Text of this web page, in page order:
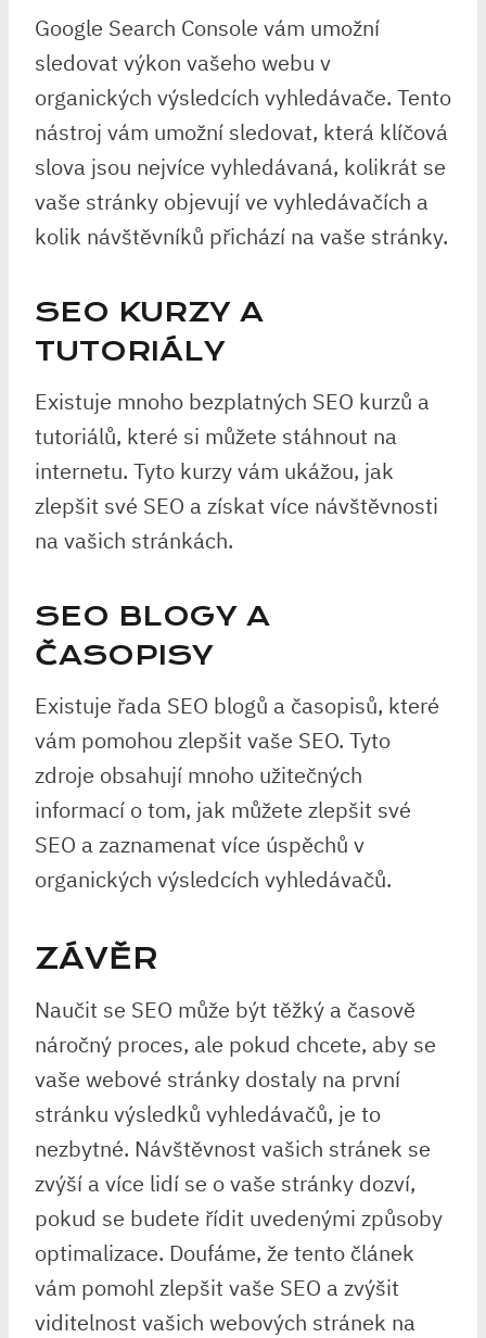
Google Search Console vám umožní
sledovat výkon vašeho webu v
organických výsledcích vyhledávače. Tento
nástroj vám umožní sledovat, která klíčová
slova jsou nejvíce vyhledávaná, kolikrát se
vaše stránky objevují ve vyhledávačích a
kolik návštěvníků přichází na vaše stránky.
SEO KURZY A
TUTORIÁLY
Existuje mnoho bezplatných SEO kurzů a
tutoriálů, které si můžete stáhnout na
internetu. Tyto kurzy vám ukážou, jak
zlepšit své SEO a získat více návštěvnosti
na vašich stránkách.
SEO BLOGY A
ČASOPISY
Existuje řada SEO blogů a časopisů, které
vám pomohou zlepšit vaše SEO. Tyto
zdroje obsahují mnoho užitečných
informací o tom, jak můžete zlepšit své
SEO a zaznamenat více úspěchů v
organických výsledcích vyhledávačů.
ZÁVĚR
Naučit se SEO může být těžký a časově
náročný proces, ale pokud chcete, aby se
vaše webové stránky dostaly na první
stránku výsledků vyhledávačů, je to
nezbytné. Návštěvnost vašich stránek se
zvýší a více lidí se o vaše stránky dozví,
pokud se budete řídit uvedenými způsoby
optimalizace. Doufáme, že tento článek
vám pomohl zlepšit vaše SEO a zvýšit
viditelnost vašich webových stránek na